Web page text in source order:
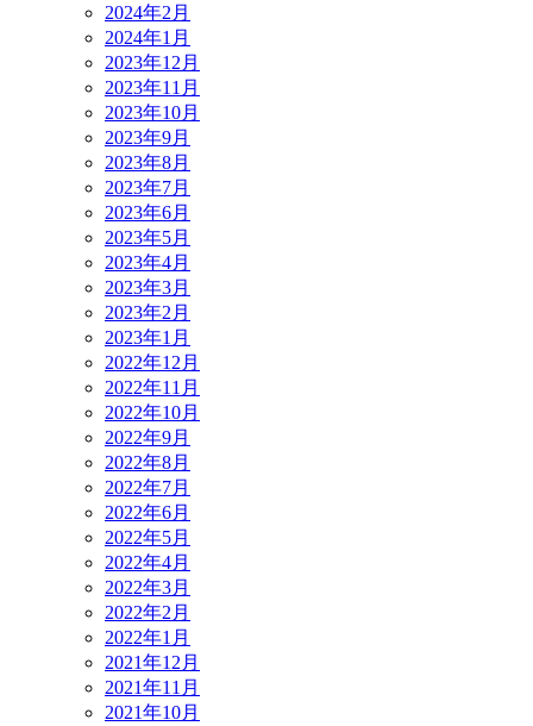
2024年2月
2024年1月
2023年12月
2023年11月
2023年10月
2023年9月
2023年8月
2023年7月
2023年6月
2023年5月
2023年4月
2023年3月
2023年2月
2023年1月
2022年12月
2022年11月
2022年10月
2022年9月
2022年8月
2022年7月
2022年6月
2022年5月
2022年4月
2022年3月
2022年2月
2022年1月
2021年12月
2021年11月
2021年10月